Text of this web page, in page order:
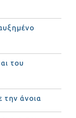
του
την άνοια